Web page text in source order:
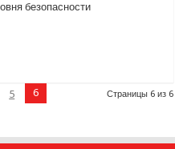
безопасности
Страницы 6 из 6
5 6